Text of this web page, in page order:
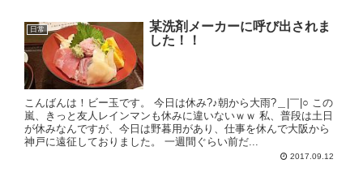
日常
某洗剤メーカーに呼び出されま
した！！
こんばんは！ビー玉です。 今日は休み?♪朝から大雨?＿|￣|○ この
嵐、きっと友人レインマンも休みに違いないｗｗ 私、普段は土日
が休みなんですが、今日は野暮用があり、仕事を休んで大阪から
神戸に遠征しておりました。 一週間ぐらい前だ...
2017.09.12